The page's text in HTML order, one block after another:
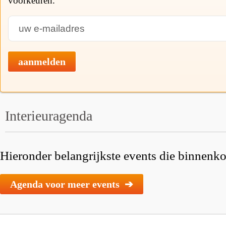
aanmelden
Interieuragenda
Hieronder belangrijkste events die
Agenda voor meer events ➔